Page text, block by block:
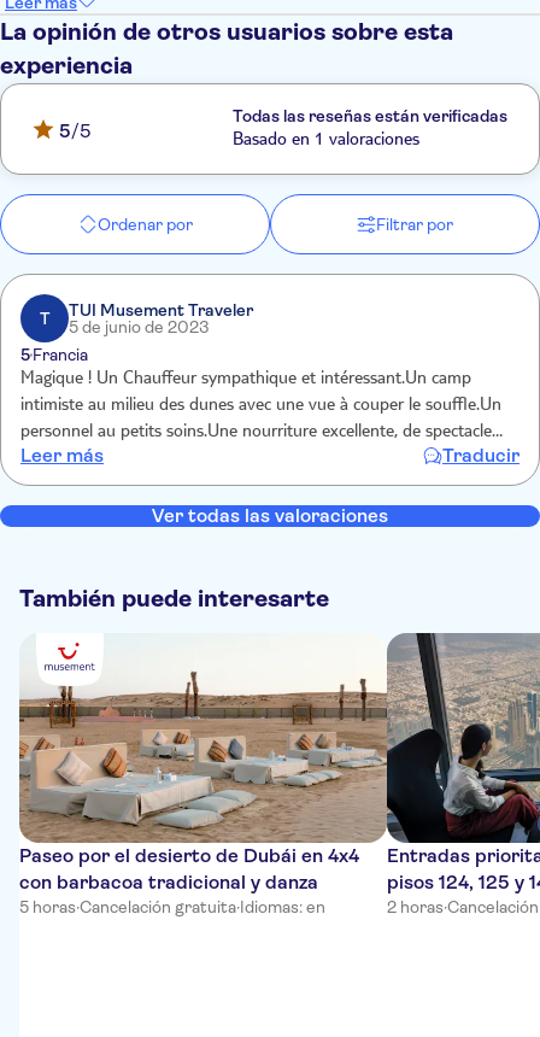
La opinión de otros usuarios sobre esta
experiencia
5/5
Todas las reseñas están verificadas
Basado en 1 valoraciones
Ordenar por Filtrar por
T
TUI Musement Traveler
5 de junio de 2023
5Francia
Magique ! Un Chauffeur sympathique et intéressant.Un camp
intimiste au milieu des dunes avec une vue à couper le souffle.Un
personnel au petits soins.Une nourriture excellente, de spectacle
digne d un cabaret !seul point négatif,une musique un peu forte
pendant le sunset A faire et à refaire Merci !
Leer más Traducir
Ver todas las valoraciones
También puede interesarte
Paseo por el desierto de Dubái en 4x4
con barbacoa tradicional y danza
5 horas·Cancelación gratuita·Idiomas: en
Entradas
pisos 124, 125 y
2 horas·